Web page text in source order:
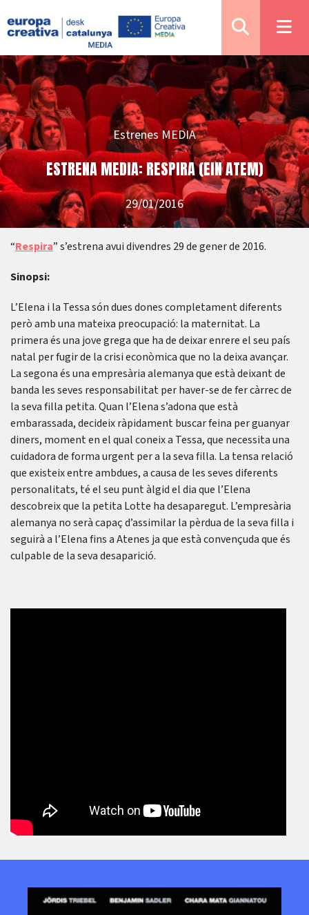
Estrenes MEDIA
ESTRENA MEDIA: RESPIRA (EIN ATEM)
29/01/2016
“Respira” s’estrena avui divendres 29 de gener de 2016.
Sinopsi:
L’Elena i la Tessa són dues dones completament diferents
però amb una mateixa preocupació: la maternitat. La
primera és una jove grega que ha de deixar enrere el seu país
natal per fugir de la crisi econòmica que no la deixa avançar.
La segona és una empresària alemanya que està deixant de
banda les seves responsabilitat per haver-se de fer càrrec de
la seva filla petita. Quan l’Elena s’adona que està
embarassada, decideix ràpidament buscar feina per guanyar
diners, moment en el qual coneix a Tessa, que necessita una
cuidadora de forma urgent per a la seva filla. La tensa relació
que existeix entre ambdues, a causa de les seves diferents
personalitats, té el seu punt àlgid el dia que l’Elena
descobreix que la petita Lotte ha desaparegut. L’empresària
alemanya no serà capaç d’assimilar la pèrdua de la seva filla i
seguirà a l’Elena fins a Atenes ja que està convençuda que és
culpable de la seva desaparició.